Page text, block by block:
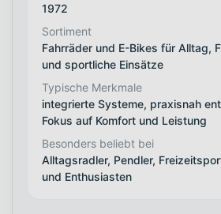
1972
Sortiment
Fahrräder und E-Bikes für Alltag,
und sportliche Einsätze
Typische Merkmale
integrierte Systeme, praxisnah
Fokus auf Komfort und Leistung
Besonders beliebt bei
Alltagsradler, Pendler,
und Enthusiasten